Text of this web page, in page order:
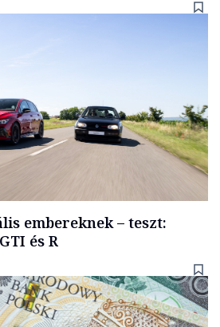
embereknek – teszt:
és R